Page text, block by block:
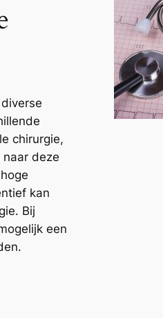
chirurgie,
deze
kan
Bij
een